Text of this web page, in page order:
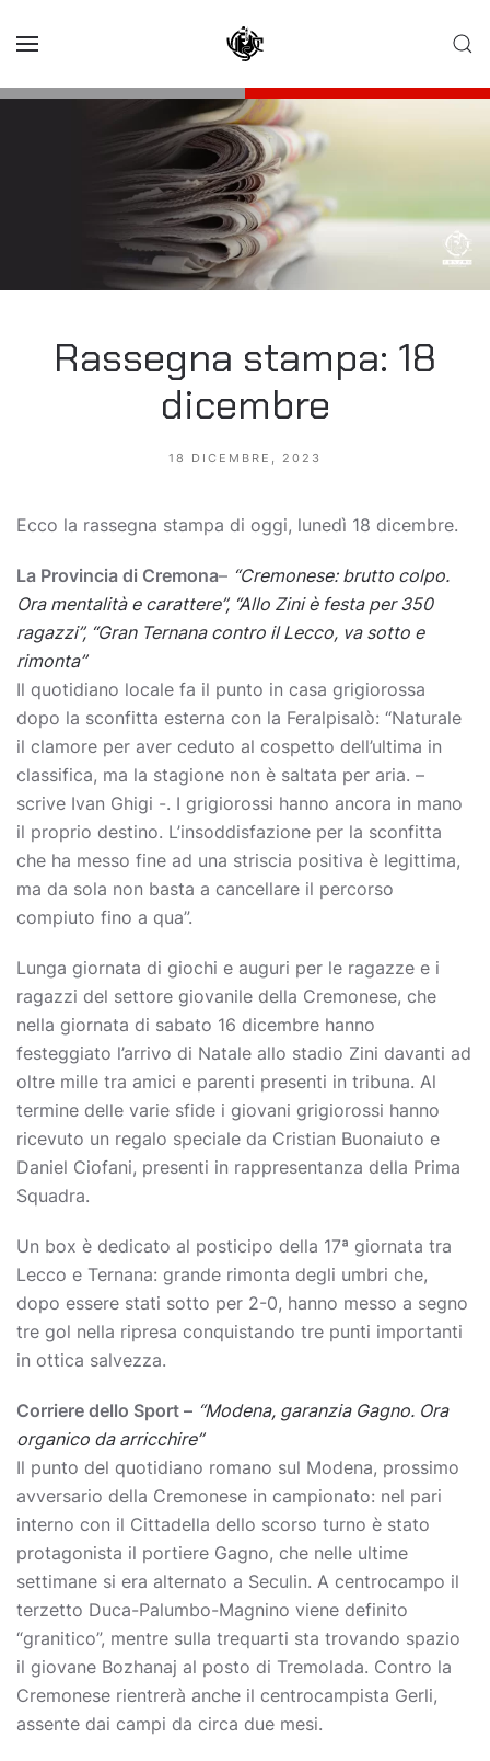
Rassegna stampa: 18
dicembre
18 DICEMBRE, 2023
Ecco la rassegna stampa di oggi, lunedì 18 dicembre.
La Provincia di Cremona– “Cremonese: brutto colpo.
Ora mentalità e carattere”, “Allo Zini è festa per 350
ragazzi”, “Gran Ternana contro il Lecco, va sotto e
rimonta”
Il quotidiano locale fa il punto in casa grigiorossa
dopo la sconfitta esterna con la Feralpisalò: “Naturale
il clamore per aver ceduto al cospetto dell’ultima in
classifica, ma la stagione non è saltata per aria. –
scrive Ivan Ghigi -. I grigiorossi hanno ancora in mano
il proprio destino. L’insoddisfazione per la sconfitta
che ha messo fine ad una striscia positiva è legittima,
ma da sola non basta a cancellare il percorso
compiuto fino a qua”.
Lunga giornata di giochi e auguri per le ragazze e i
ragazzi del settore giovanile della Cremonese, che
nella giornata di sabato 16 dicembre hanno
festeggiato l’arrivo di Natale allo stadio Zini davanti ad
oltre mille tra amici e parenti presenti in tribuna. Al
termine delle varie sfide i giovani grigiorossi hanno
ricevuto un regalo speciale da Cristian Buonaiuto e
Daniel Ciofani, presenti in rappresentanza della Prima
Squadra.
Un box è dedicato al posticipo della 17ª giornata tra
Lecco e Ternana: grande rimonta degli umbri che,
dopo essere stati sotto per 2-0, hanno messo a segno
tre gol nella ripresa conquistando tre punti importanti
in ottica salvezza.
Corriere dello Sport – “Modena, garanzia Gagno. Ora
organico da arricchire”
Il punto del quotidiano romano sul Modena, prossimo
avversario della Cremonese in campionato: nel pari
interno con il Cittadella dello scorso turno è stato
protagonista il portiere Gagno, che nelle ultime
settimane si era alternato a Seculin. A centrocampo il
terzetto Duca-Palumbo-Magnino viene definito
“granitico”, mentre sulla trequarti sta trovando spazio
il giovane Bozhanaj al posto di Tremolada. Contro la
Cremonese rientrerà anche il centrocampista Gerli,
assente dai campi da circa due mesi.